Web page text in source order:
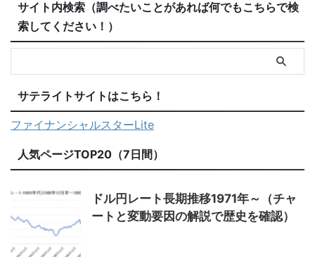
サイト内検索（調べたいことがあれば何でもこちらで検
索してください！）
サテライトサイトはこちら！
ファイナンシャルスターLite
人気ページTOP20（7日間）
ドル円レート長期推移1971年～（チャ
ートと変動要因の解説で歴史を確認）